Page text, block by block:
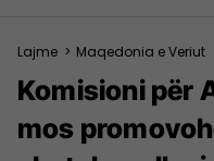
Lajme > Maqedonia e Veriut
Komisioni për
mos